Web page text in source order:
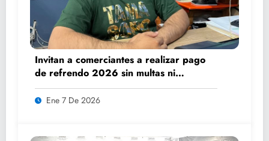
Invitan a comerciantes a realizar pago
de refrendo 2026 sin multas ni
recargos
Ene 7 De 2026